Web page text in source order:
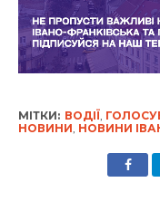
МІТКИ: ВОДІЇ,
НОВИНИ НОВИНИ